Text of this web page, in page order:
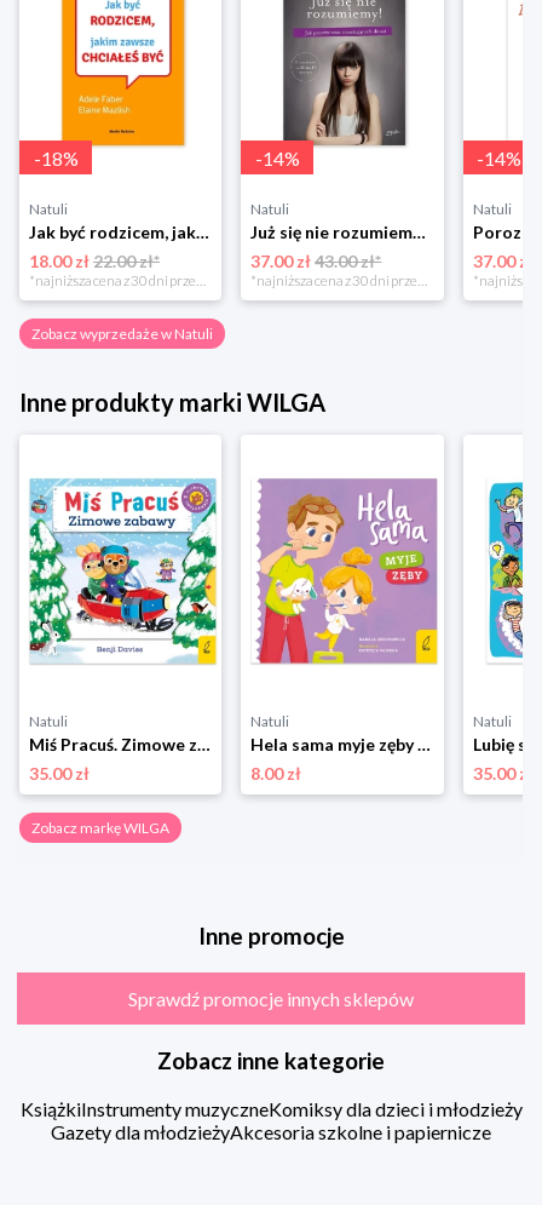
-18%
Natuli
Jak być rodzicem, jakim zawsze chciałeś być Media rodzina
18.00 zł22.00 zł*
*najniższa cena z 30 dni przed obniżką
-14%
Natuli
Już się nie rozumiemy! Jak przeżyć czas trzaskających drzwi Esprit
37.00 zł 43.00 zł*
*najniższa cena z 30 dni przed obniżką
-14%
Natuli
37.00 zł
Zobacz wyprzedaże w Natuli
Inne produkty marki WILGA
Natuli
Miś Pracuś. Zimowe zabawy Wilga
35.00 zł
Natuli
Hela sama myje zęby Wilga
8.00 zł
Natuli
Lubię
35.00 zł
Zobacz markę WILGA
Inne promocje
Sprawdź promocje innych sklepów
Zobacz inne kategorie
KsiążkiInstrumenty muzyczneKomiksy dla dzieci i młodzieży
Gazety dla młodzieżyAkcesoria szkolne i papiernicze